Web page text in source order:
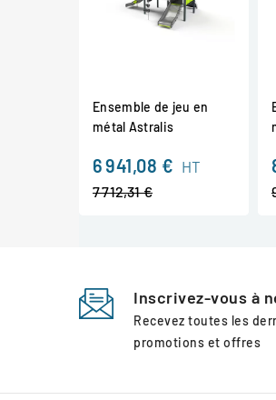
Ensemble de jeu en
métal Astralis
6 941,08 € HT
7 712,31 €
Inscrivez-vous à
Recevez toutes les
promotions et offres